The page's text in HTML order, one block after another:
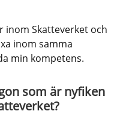
inom Skatteverket och
inom samma
min kompetens.
som är nyfiken